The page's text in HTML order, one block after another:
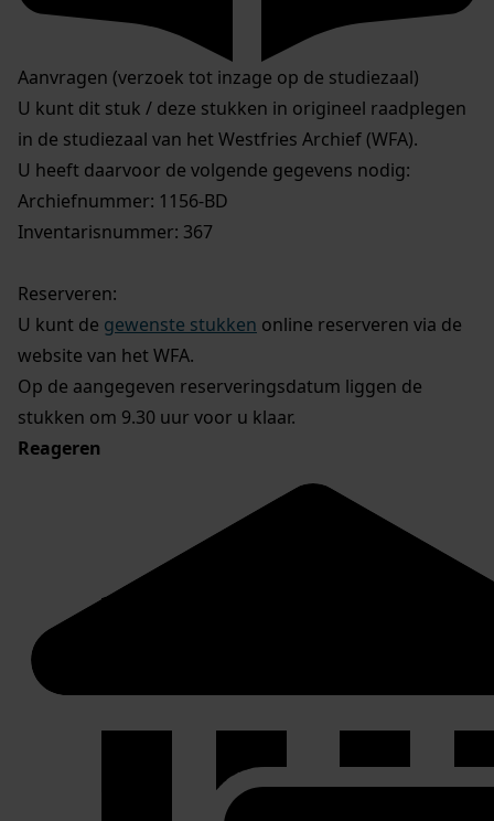
Aanvragen (verzoek tot inzage op de studiezaal)
U kunt dit stuk / deze stukken in origineel raadplegen
in de studiezaal van het Westfries Archief (WFA).
U heeft daarvoor de volgende gegevens nodig:
Archiefnummer: 1156-BD
Inventarisnummer: 367
Reserveren:
U kunt de gewenste stukken online reserveren via de
website van het WFA.
Op de aangegeven reserveringsdatum liggen de
stukken om 9.30 uur voor u klaar.
Reageren